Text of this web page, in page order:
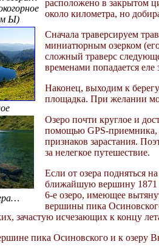
Ы)
расположено в закрытом
около километра, но
Сначала траверсируем
миниатюрным озерком
сложный траверс
временами попадается еле
Наконец, выходим к
площадка. При желании
Озеро почти круглое и
помощью GPS-приемника,
признаков зарастания. П
за нелегкое путешествие.
Если от озера подняться
ближайшую вершину 1871
6-е озеро, имеющее
вершины пика
зачастую исчезающих к концу
пика Осиновского и к озеру